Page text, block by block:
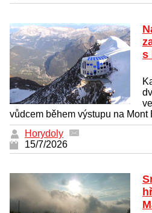
s
vůdcem během výstupu na Mont
Horydoly
15/7/2026